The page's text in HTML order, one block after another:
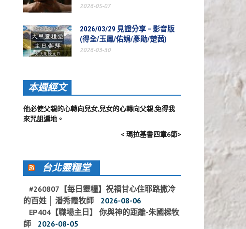
2026-05-07
2026/03/29 見證分享 – 影音版
(得全/玉鳳/佑娟/彥勛/楚茜)
2026-03-30
本週經文
他必使父親的心轉向兒女,兒女的心轉向父親,免得我
來咒詛遍地。
< 瑪拉基書四章6節>
台北靈糧堂
#260807【每日靈糧】祝福甘心住耶路撒冷
的百姓 │ 潘秀霞牧師
2026-08-06
EP404【職場主日】 你與神的距離-朱國樑牧
師
2026-08-05